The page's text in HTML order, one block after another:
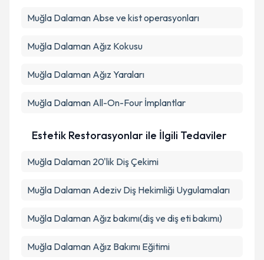
Muğla Dalaman Abse ve kist operasyonları
Muğla Dalaman Ağız Kokusu
Muğla Dalaman Ağız Yaraları
Muğla Dalaman All-On-Four İmplantlar
Estetik Restorasyonlar ile İlgili Tedaviler
Muğla Dalaman 20'lik Diş Çekimi
Muğla Dalaman Adeziv Diş Hekimliği Uygulamaları
Muğla Dalaman Ağız bakımı(diş ve diş eti bakımı)
Muğla Dalaman Ağız Bakımı Eğitimi